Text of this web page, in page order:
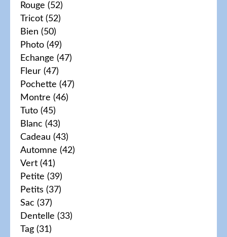
Rouge (52)
Tricot (52)
Bien (50)
Photo (49)
Echange (47)
Fleur (47)
Pochette (47)
Montre (46)
Tuto (45)
Blanc (43)
Cadeau (43)
Automne (42)
Vert (41)
Petite (39)
Petits (37)
Sac (37)
Dentelle (33)
Tag (31)